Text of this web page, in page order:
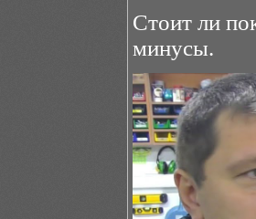
Стоит ли
минусы.